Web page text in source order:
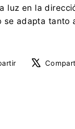
luz en la
se adapta tanto
Compartir